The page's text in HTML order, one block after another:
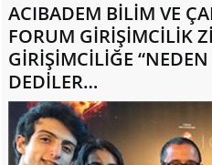
ACIBADEM BİLİM VE
FORUM GİRİŞİMCİLİK
GİRİŞİMCİLİĞE
DEDİLER…